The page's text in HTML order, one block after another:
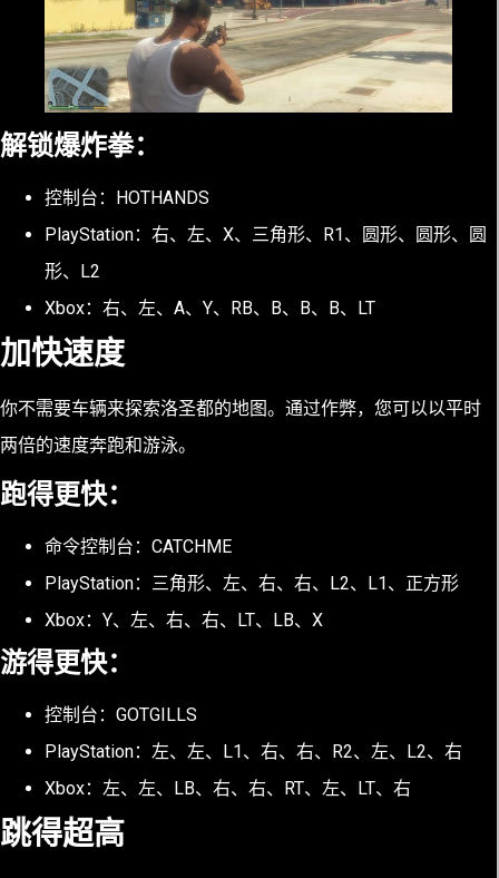
解锁爆炸拳：
控制台：HOTHANDS
PlayStation：右、左、X、三角形、R1、圆形、圆形、圆
形、L2
Xbox：右、左、A、Y、RB、B、B、B、LT
加快速度
你不需要车辆来探索洛圣都的地图。通过作弊，您可以以平时
两倍的速度奔跑和游泳。
跑得更快：
命令控制台：CATCHME
PlayStation：三角形、左、右、右、L2、L1、正方形
Xbox：Y、左、右、右、LT、LB、X
游得更快：
控制台：GOTGILLS
PlayStation：左、左、L1、右、右、R2、左、L2、右
Xbox：左、左、LB、右、右、RT、左、LT、右
跳得超高